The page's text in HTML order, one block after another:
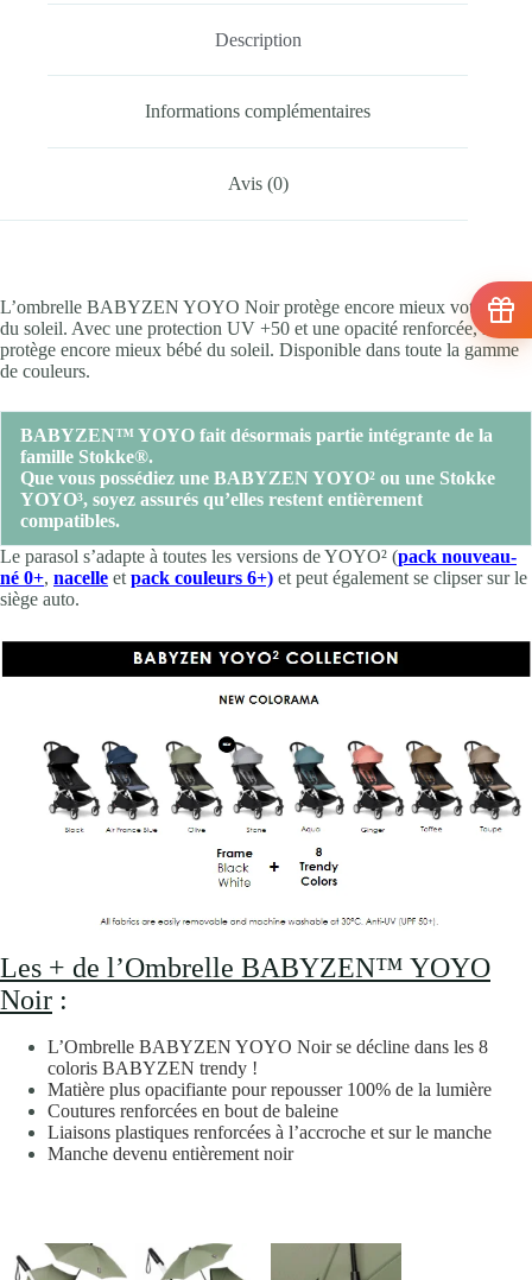
Description
Informations complémentaires
Avis (0)
L’ombrelle BABYZEN YOYO Noir protège encore mieux votre bébé
du soleil. Avec une protection UV +50 et une opacité renforcée, il
protège encore mieux bébé du soleil. Disponible dans toute la gamme
de couleurs.
BABYZEN™ YOYO fait désormais partie intégrante de la
famille Stokke®.
Que vous possédiez une BABYZEN YOYO² ou une Stokke
YOYO³, soyez assurés qu’elles restent entièrement
compatibles.
Le parasol s’adapte à toutes les versions de YOYO² (pack nouveau-
né 0+, nacelle et pack couleurs 6+) et peut également se clipser sur le
siège auto.
Les + de l’Ombrelle BABYZEN™ YOYO
Noir :
L’Ombrelle BABYZEN YOYO Noir se décline dans les 8
coloris BABYZEN trendy !
Matière plus opacifiante pour repousser 100% de la lumière
Coutures renforcées en bout de baleine
Liaisons plastiques renforcées à l’accroche et sur le manche
Manche devenu entièrement noir